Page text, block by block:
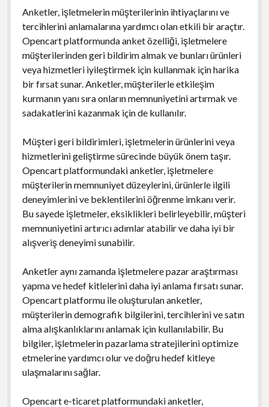
Anketler, işletmelerin müşterilerinin ihtiyaçlarını ve
tercihlerini anlamalarına yardımcı olan etkili bir araçtır.
Opencart platformunda anket özelliği, işletmelere
müşterilerinden geri bildirim almak ve bunları ürünleri
veya hizmetleri iyileştirmek için kullanmak için harika
bir fırsat sunar. Anketler, müşterilerle etkileşim
kurmanın yanı sıra onların memnuniyetini artırmak ve
sadakatlerini kazanmak için de kullanılır.
Müşteri geri bildirimleri, işletmelerin ürünlerini veya
hizmetlerini geliştirme sürecinde büyük önem taşır.
Opencart platformundaki anketler, işletmelere
müşterilerin memnuniyet düzeylerini, ürünlerle ilgili
deneyimlerini ve beklentilerini öğrenme imkanı verir.
Bu sayede işletmeler, eksiklikleri belirleyebilir, müşteri
memnuniyetini artırıcı adımlar atabilir ve daha iyi bir
alışveriş deneyimi sunabilir.
Anketler aynı zamanda işletmelere pazar araştırması
yapma ve hedef kitlelerini daha iyi anlama fırsatı sunar.
Opencart platformu ile oluşturulan anketler,
müşterilerin demografik bilgilerini, tercihlerini ve satın
alma alışkanlıklarını anlamak için kullanılabilir. Bu
bilgiler, işletmelerin pazarlama stratejilerini optimize
etmelerine yardımcı olur ve doğru hedef kitleye
ulaşmalarını sağlar.
Opencart e-ticaret platformundaki anketler,